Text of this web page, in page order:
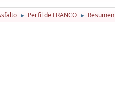
► Perfil de FRANCO ► Resumen